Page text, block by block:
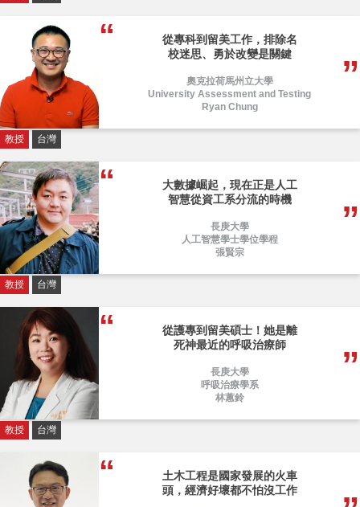
從專科到留美工作，排除名
校迷思、勇於改變是關鍵
奧克拉荷馬州立大學
University Assessment and Testing
Ryan Chung
教授 台灣
大數據崛起，現在正是人工
智慧從資工系分流的時機
長庚大學
人工智慧學士學位學程
張賢宗
教授 台灣
從護專到留美碩士！她是離
死神最近的呼吸治療師
長庚大學
呼吸治療學系
林蕙鈴
教授 台灣
土木工程是國家發展的火車
頭，經濟好壞都不怕沒工作